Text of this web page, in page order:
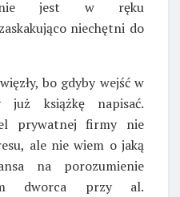
jest w ręku
niechętni do
bo gdyby wejść w
już książkę napisać.
prywatnej firmy nie
ale nie wiem o jaką
na porozumienie
dworca przy al.